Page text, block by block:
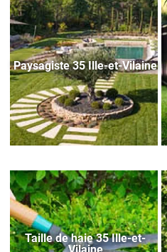
Paysagiste 35 Ille-et-Vilaine
Taille de haie 35 Ille-et-